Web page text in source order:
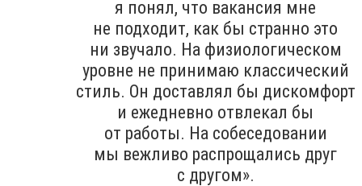
я понял, что вакансия мне
не подходит, как бы странно это
ни звучало. На физиологическом
уровне не принимаю классический
стиль. Он доставлял бы дискомфорт
и ежедневно отвлекал бы
от работы. На собеседовании
мы вежливо распрощались друг
с другом».